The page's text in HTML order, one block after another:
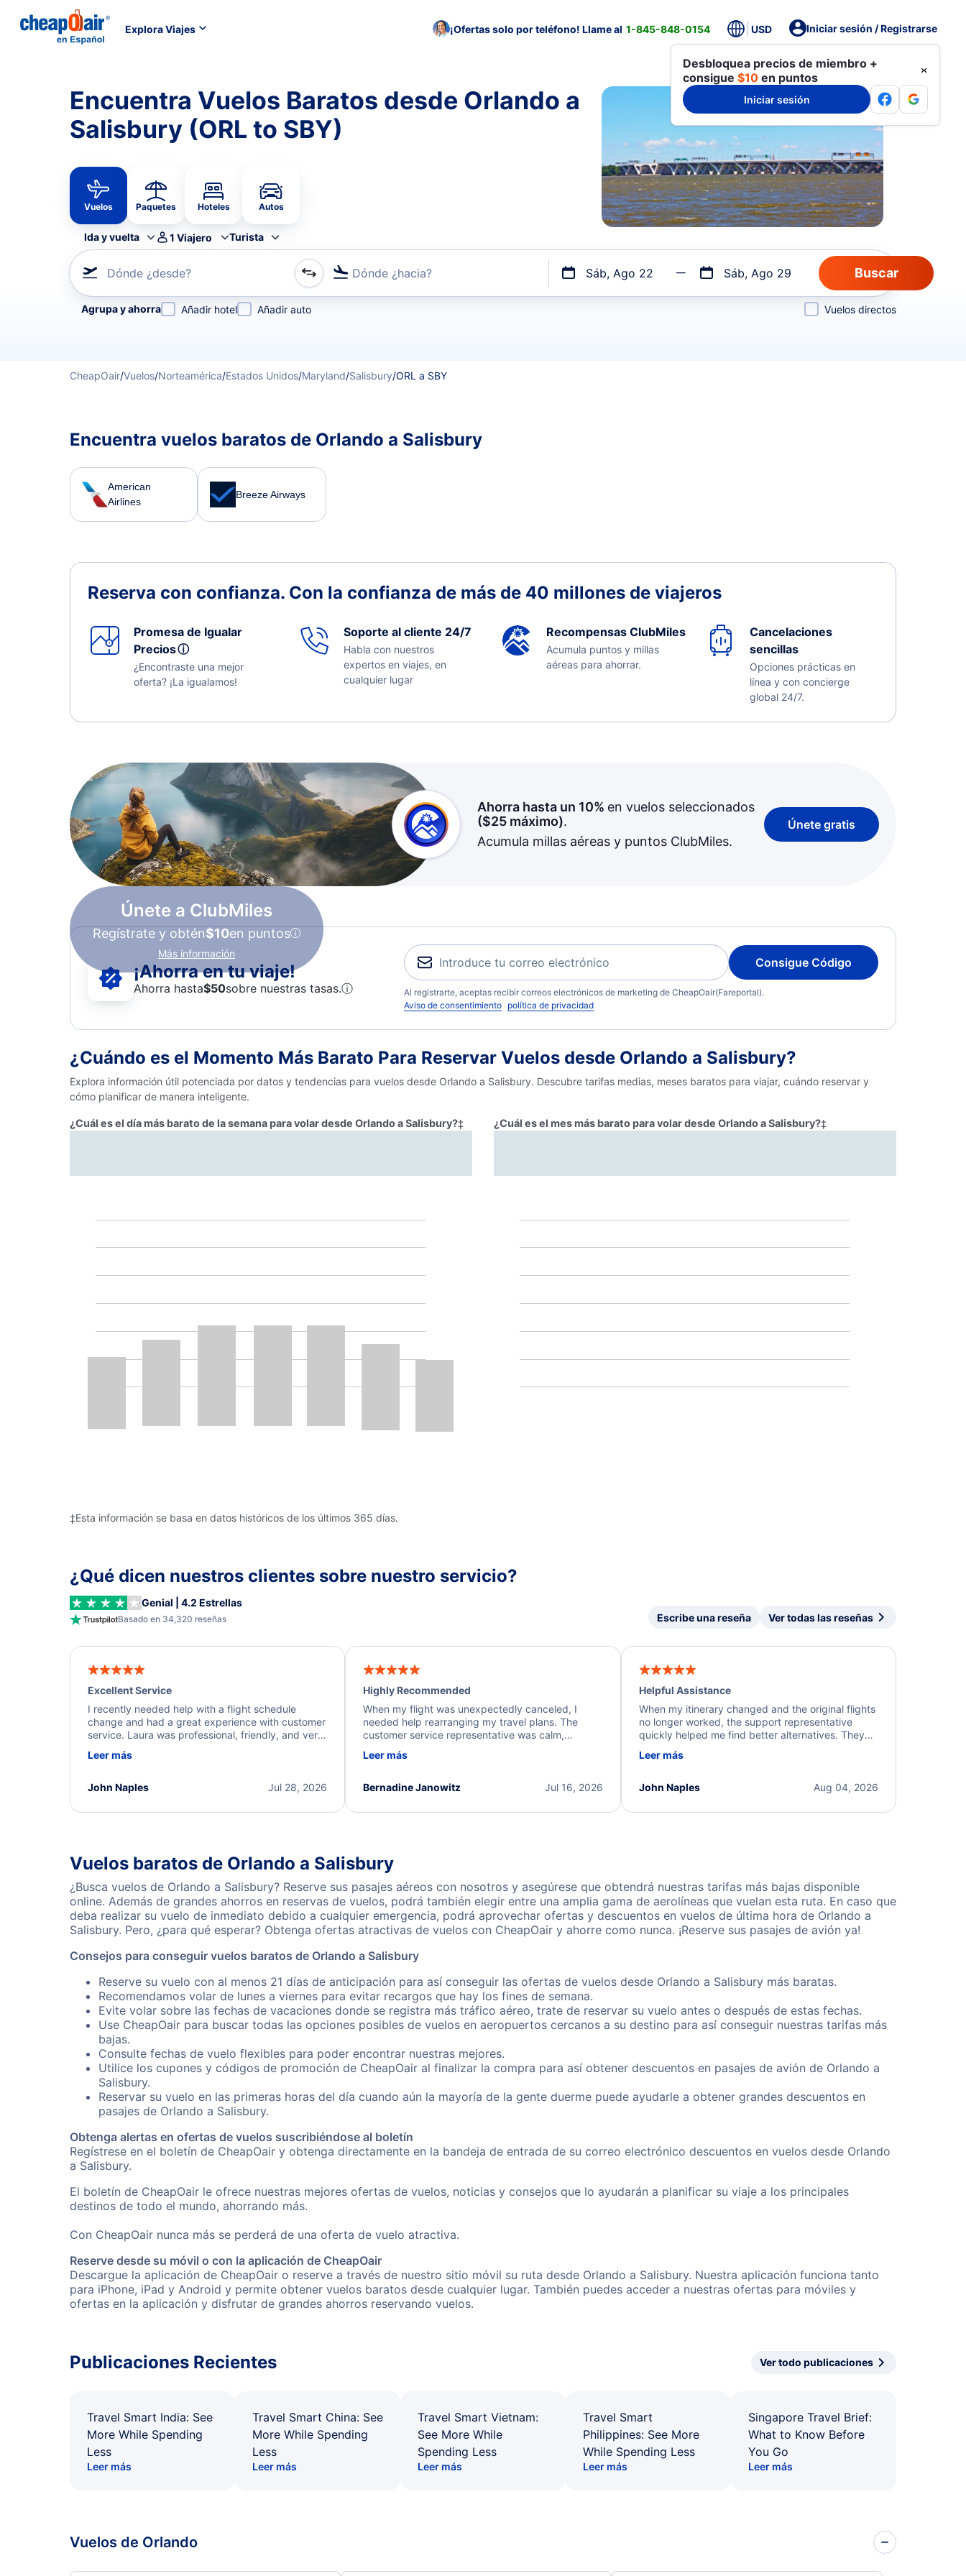
Explora Viajes ¡Ofertas solo por teléfono! Llame al 1-845-848-0154 USD Iniciar sesión / Registrarse
Desbloquea precios de miembro +
consigue $10 en puntos
Iniciar sesión
Encuentra Vuelos Baratos desde Orlando a
Salisbury (ORL to SBY)
Vuelos Paquetes Hoteles Autos
Ida y vuelta 1 Viajero Turista
Dónde ¿desde? Dónde ¿hacia? Sáb, Ago 22 Sáb, Ago 29
Refina tu búsqueda por aerolínea, por ciudad o aeropuerto o por vuelos directos
Agrupa y ahorra Añadir hotel Añadir auto Vuelos directos
CheapOair/Vuelos/Norteamérica/Estados Unidos/Maryland/Salisbury/ORL a SBY
Encuentra vuelos baratos de Orlando a Salisbury
American
Airlines
Breeze Airways
Reserva con confianza. Con la confianza de más de 40 millones de viajeros
Promesa de Igualar
Preciosⓘ
¿Encontraste una mejor
oferta? ¡La igualamos!
Soporte al cliente 24/7
Habla con nuestros
expertos en viajes, en
cualquier lugar
Recompensas ClubMiles
Acumula puntos y millas
aéreas para ahorrar.
Cancelaciones
sencillas
Opciones prácticas en
línea y con concierge
global 24/7.
Únete a ClubMiles
Regístrate y obtén$10en puntos
Más información
Ahorra hasta un 10% en vuelos seleccionados
($25máximo).
Acumula millas aéreas y puntos ClubMiles.
Únete gratis
¡Ahorra en tu viaje!
Ahorra hasta$50sobre nuestras tasas.ⓘ
Consigue Código
Al registrarte, aceptas recibir correos electrónicos de marketing de CheapOair(Fareportal).
Aviso de consentimiento política de privacidad
¿Cuándo es el Momento Más Barato Para Reservar Vuelos desde Orlando a Salisbury?
Explora información útil potenciada por datos y tendencias para vuelos desde Orlando a Salisbury. Descubre tarifas medias, meses baratos para viajar, cuándo reservar y
cómo planificar de manera inteligente.
¿Cuál es el día más barato de la semana para volar desde Orlando a Salisbury?‡ ¿Cuál es el mes más barato para volar desde Orlando a Salisbury?‡
‡Esta información se basa en datos históricos de los últimos 365 días.
¿Qué dicen nuestros clientes sobre nuestro servicio?
Genial | 4.2 Estrellas
Basado en 34,320 reseñas Escribe una reseña Ver todas las reseñas
Excellent Service
I recently needed help with a flight schedule
change and had a great experience with customer
service. Laura was professional, friendly, and very
a solution and kept me informed of the next steps.
Leer más
Jul 28, 2026
John Naples
Highly Recommended
When my flight was unexpectedly canceled, I
needed help rearranging my travel plans. The
customer service representative was calm,
process. They quickly found alternative flight
I truly appreciate the excellent support and
Leer más
Jul 16, 2026
Bernadine Janowitz
Helpful Assistance
When my itinerary changed and the original flights
no longer worked, the support representative
quickly helped me find better alternatives. They
beyond to resolve the issue. I'm grateful for the
Leer más
Aug 04, 2026
John Naples
Vuelos baratos de Orlando a Salisbury
¿Busca vuelos de Orlando a Salisbury? Reserve sus pasajes aéreos con nosotros y asegúrese que obtendrá nuestras tarifas más bajas disponible
online. Además de grandes ahorros en reservas de vuelos, podrá también elegir entre una amplia gama de aerolíneas que vuelan esta ruta. En caso que
deba realizar su vuelo de inmediato debido a cualquier emergencia, podrá aprovechar ofertas y descuentos en vuelos de última hora de Orlando a
Salisbury. Pero, ¿para qué esperar? Obtenga ofertas atractivas de vuelos con CheapOair y ahorre como nunca. ¡Reserve sus pasajes de avión ya!
Consejos para conseguir vuelos baratos de Orlando a Salisbury
Reserve su vuelo con al menos 21 días de anticipación para así conseguir las ofertas de vuelos desde Orlando a Salisbury más baratas.
Recomendamos volar de lunes a viernes para evitar recargos que hay los fines de semana.
Evite volar sobre las fechas de vacaciones donde se registra más tráfico aéreo, trate de reservar su vuelo antes o después de estas fechas.
Use CheapOair para buscar todas las opciones posibles de vuelos en aeropuertos cercanos a su destino para así conseguir nuestras tarifas más
bajas.
Consulte fechas de vuelo flexibles para poder encontrar nuestras mejores.
Utilice los cupones y códigos de promoción de CheapOair al finalizar la compra para así obtener descuentos en pasajes de avión de Orlando a
Salisbury.
Reservar su vuelo en las primeras horas del día cuando aún la mayoría de la gente duerme puede ayudarle a obtener grandes descuentos en
pasajes de Orlando a Salisbury.
Obtenga alertas en ofertas de vuelos suscribiéndose al boletín
Regístrese en el boletín de CheapOair y obtenga directamente en la bandeja de entrada de su correo electrónico descuentos en vuelos desde Orlando
a Salisbury.
El boletín de CheapOair le ofrece nuestras mejores ofertas de vuelos, noticias y consejos que lo ayudarán a planificar su viaje a los principales
destinos de todo el mundo, ahorrando más.
Con CheapOair nunca más se perderá de una oferta de vuelo atractiva.
Reserve desde su móvil o con la aplicación de CheapOair
Descargue la aplicación de CheapOair o reserve a través de nuestro sitio móvil su ruta desde Orlando a Salisbury. Nuestra aplicación funciona tanto
para iPhone, iPad y Android y permite obtener vuelos baratos desde cualquier lugar. También puedes acceder a nuestras ofertas para móviles y
ofertas en la aplicación y disfrutar de grandes ahorros reservando vuelos.
Publicaciones Recientes Ver todo publicaciones
Travel Smart India: See
More While Spending
Less
Leer más
Travel Smart China: See
More While Spending
Less
Leer más
Travel Smart Vietnam:
See More While
Spending Less
Leer más
Travel Smart
Philippines: See More
While Spending Less
Leer más
Singapore Travel Brief:
What to Know Before
You Go
Leer más
Vuelos de Orlando